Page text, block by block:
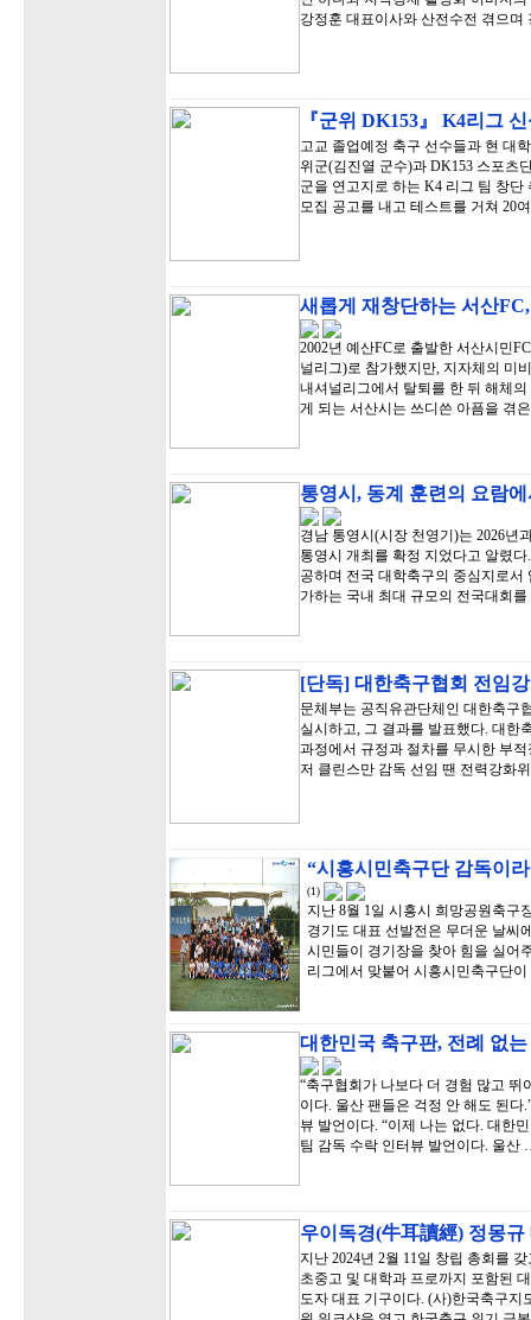
강정훈 대표이사와 산전수전 겪으
『군위 DK153』 K4리그
고교 졸업예정 축구 선수들과 현 대
위군(김진열 군수)과 DK153 스포츠
군을 연고지로 하는 K4 리그 팀 창단
모집 공고를 내고 테스트를 거쳐 20
새롭게 재창단하는 서산
2002년 예산FC로 출발한 서산시민
널리그)로 참가했지만, 지자체의 미
내셔널리그에서 탈퇴를 한 뒤 해체
게 되는 서산시는 쓰디쓴 아픔을 겪
통영시, 동계 훈련의 요람
경남 통영시(시장 천영기)는 2026년
통영시 개최를 확정 지었다고 알렸
공하며 전국 대학축구의 중심지로서
가하는 국내 최대 규모의 전국대회
[단독] 대한축구협회 전임
문체부는 공직유관단체인 대한축구
실시하고, 그 결과를 발표했다. 대한
과정에서 규정과 절차를 무시한 부
저 클린스만 감독 선임 땐 전력강화
“시흥시민축구단 감독이
(1)
지난 8월 1일 시흥시 희망공원축구
경기도 대표 선발전은 무더운 날씨
시민들이 경기장을 찾아 힘을 실어
리그에서 맞붙어 시흥시민축구단
대한민국 축구판, 전례 없
“축구협회가 나보다 더 경험 많고
이다. 울산 팬들은 걱정 안 해도 된다
뷰 발언이다. “이제 나는 없다. 대한
팀 감독 수락 인터뷰 발언이다. 울산
우이독경(牛耳讀經) 정몽
지난 2024년 2월 11일 창립 총회를
초중고 및 대학과 프로까지 포함된
도자 대표 기구이다. (사)한국축구지